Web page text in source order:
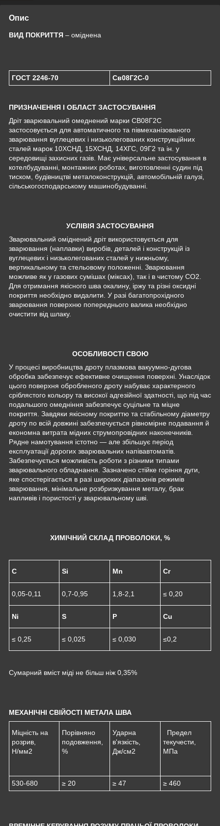
Опис
ВИД ПОКРИТТЯ – оміднена
ГОСТ 2246-70 Св08Г2С-0
ПРИЗНАЧЕННЯ І ОБЛАСТ ЗАСТОСУВАННЯ
Дріт зварювальний омеднений марки CB08Г2С
застосовується для автоматичного та півмеханізованого
зварювання вуглецевих і низьколегованих конструкційних
сталей марок 10ХСНД, 15ХСНД, 14ХГС, 09Г2 та ін. у
середовищі захисних газів. Має універсальне застосування в
котелбудуванні, монтажних роботах, виготовленні судин під
тиском, будівництві металоконструкцій, автомобільній галузі,
сільськогосподарському машинобудуванні.
УСЛІВІЯ ЗАСТОСУВАННЯ
Зварювальний оміднений дріт використовується для
зварювання (наплавки) виробів, деталей і конструкцій із
вуглецевих і низьколегованих сталей у нижньому,
вертикальному та стельовому положенні. Зварювання
можливе як у газових сумішах (міксах), так і в чистому СО2.
Для отримання якісного шва окалину, іржу та різні оксидні
покриття необхідно видалити. У разі багатопрохідного
зварювання поверхню попереднього валика необхідно
очистити від шлаку.
ОСОБЛИВОСТІ СВОЮ
У процесі виробництва дроту плазмова вакуумно-дугова
обробка забезпечує ефективне очищення поверхні. Унаслідок
цього поверхня обробленого дроту набуває характерного
сріблястого кольору та високої адгезійної здатності, що під час
подальшого омедніння забезпечує суцільне та міцне
покриття. Завдяки якісному покриттю та стабільному діаметру
дроту по всій довжині забезпечується рівномірне подавання й
економна витрата мідних струмопровідних наконечників.
Рядне намотування істотно — але збільшує період
експлуатації дорогих зварювальних напівавтоматів.
Забезпечується можливість роботи з різними типами
зварювального обладнання. Зазначено стійке горіння дуги,
яке спостерігається в разі широких діапазонів режимів
зварювання, мінімальне розбризкування металу, брак
напливів і пористості у зварювальному шві.
ХИМІЧНИЙ СКЛАД ПРОВОЛОКИ, %
C Si Mn Cr
0,05-0,11 0,7-0,95 1,8-2,1 ≤ 0,20
Ni S P Cu
≤ 0,25 ≤ 0,025 ≤ 0,030 ≤0,2
Сумарний вміст міді не більш ніж 0,35%
МЕХАНІЧНІ СВІЙОСТІ МЕТАЛА ШВА
Міцність на
розрив,
Н/мм2
Порівняно
подовження,
%
Ударна
в'язкість,
Дж/см2
Предел
текучести,
МПа
530-680 ≥ 20 ≥ 47 ≥ 460